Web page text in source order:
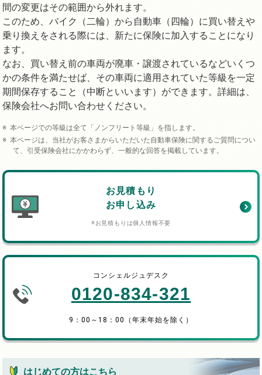
間の変更はその範囲から外れます。
このため、バイク（二輪）から自動車（四輪）に買い替えや
乗り換えをされる際には、新たに保険に加入することになり
ます。
なお、買い替え前の車両が廃車・譲渡されているなどいくつ
かの条件を満たせば、その車両に適用されていた等級を一定
期間保存すること（中断といいます）ができます。詳細は、
保険会社へお問い合わせください。
本ページでの等級は全て「ノンフリート等級」を指します。
本ページは、当社がお客さまからいただいた自動車保険に関するご質問につい
て、引受保険会社にかかわらず、一般的な回答を掲載しています。
お見積もり
お申し込み
※お見積もりは個人情報不要
コンシェルジュデスク
0120-834-321
9：00～18：00（年末年始を除く）
はじめての方はこちら